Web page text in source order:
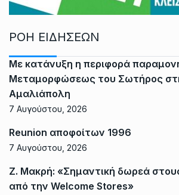
ΡΟΗ ΕΙΔΗΣΕΩΝ
Με κατάνυξη η περιφορά
Μεταμορφώσεως του Σωτήρος
Αμαλιάπολη
7 Αυγούστου, 2026
Reunion αποφοίτων 1996
7 Αυγούστου, 2026
Ζ. Μακρή: «Σημαντική δωρεά
από την Welcome Stores»